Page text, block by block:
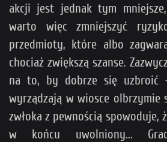
akcji jest jednak tym
warto więc zmniejszyć
przedmioty, które albo
chociaż zwiększą szanse.
na to, by dobrze się uzbroić
wyrządzają w wiosce olbrzymie
zwłoka z pewnością spowoduje,
w końcu uwolniony...